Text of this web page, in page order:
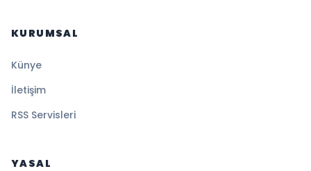
KURUMSAL
Künye
İletişim
RSS Servisleri
YASAL